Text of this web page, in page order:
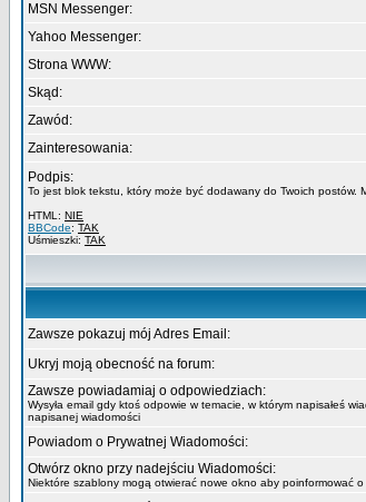
MSN Messenger:
Yahoo Messenger:
Strona WWW:
Skąd:
Zawód:
Zainteresowania:
Podpis:
To jest blok tekstu, który może być dodawany do Twoich postów.
HTML: NIE
BBCode: TAK
Uśmieszki: TAK
Zawsze pokazuj mój Adres Email:
Ukryj moją obecność na forum:
Zawsze powiadamiaj o odpowiedziach:
Wysyła email gdy ktoś odpowie w temacie, w którym napisałeś
napisanej wiadomości
Powiadom o Prywatnej Wiadomości:
Otwórz okno przy nadejściu Wiadomości:
Niektóre szablony mogą otwierać nowe okno aby poinformować